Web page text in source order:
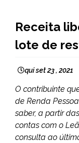
NOTÍCIAS
Receita
lote de
qui set 23 , 2021
O contribuinte
de Renda
saber, a partir
contas com o
consulta ao